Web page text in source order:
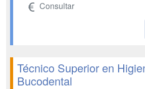
Consultar
Técnico Superior en
Bucodental